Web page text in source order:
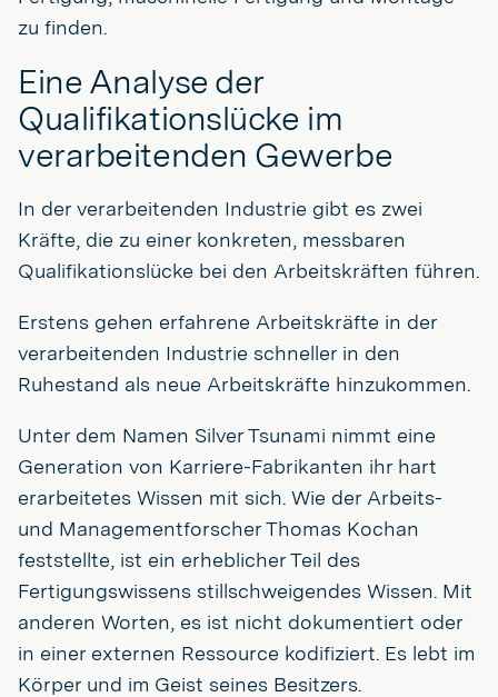
zu finden.
Eine Analyse der
Qualifikationslücke im
verarbeitenden Gewerbe
In der verarbeitenden Industrie gibt es zwei
Kräfte, die zu einer konkreten, messbaren
Qualifikationslücke bei den Arbeitskräften führen.
Erstens gehen erfahrene Arbeitskräfte in der
verarbeitenden Industrie schneller in den
Ruhestand als neue Arbeitskräfte hinzukommen.
Unter dem Namen Silver Tsunami nimmt eine
Generation von Karriere-Fabrikanten ihr hart
erarbeitetes Wissen mit sich. Wie der Arbeits-
und Managementforscher Thomas Kochan
feststellte, ist ein erheblicher Teil des
Fertigungswissens stillschweigendes Wissen. Mit
anderen Worten, es ist nicht dokumentiert oder
in einer externen Ressource kodifiziert. Es lebt im
Körper und im Geist seines Besitzers.